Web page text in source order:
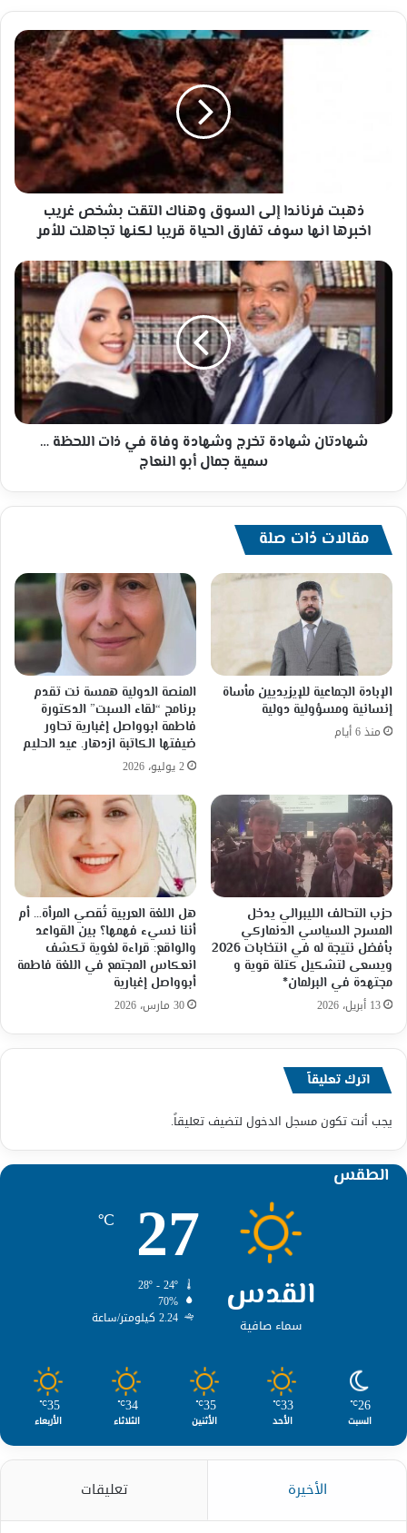
ذهبت
سوف
الحياة
قريبا
لكنها
تجاهلت
للأمر
ذهبت فرناندا إلى السوق وهناك التقت بشخص غريب
اخبرها انها سوف تفارق الحياة قريبا لكنها تجاهلت للأمر
شهادتان
شهادة
تخرج
وشهادة
وفاة
في
…
سمية
النعاج
شهادتان شهادة تخرج وشهادة وفاة في ذات اللحظة …
سمية جمال أبو النعاج
مقالات ذات صلة
الإبادة الجماعية للإيزيديين مأساة
إنسانية ومسؤولية دولية
منذ 6 أيام
المنصة الدولية همسة نت تقدم
برنامج “لقاء السبت” الدكتورة
فاطمة ابوواصل إغبارية تحاور
ضيفتها الكاتبة ازدهار. عيد الحليم
2 يوليو، 2026
حزب التحالف الليبرالي يدخل
المسرح السياسي الدنماركي
بأفضل نتيجة له في انتخابات 2026
ويسعى لتشكيل كتلة قوية و
مجتهدة في البرلمان*
13 أبريل، 2026
هل اللغة العربية تُقصي المرأة… أم
أننا نسيء فهمها؟ بين القواعد
والواقع: قراءة لغوية تكشف
انعكاس المجتمع في اللغة فاطمة
أبوواصل إغبارية
30 مارس، 2026
اترك تعليقاً
يجب أنت تكونمسجل الدخول لتضيف تعليقاً.
الطقس
القدس
سماء صافية
27
℃
70%
2.24 كيلومتر/ساعة
26
℃
السبت
33
℃
الأحد
35
℃
الأثنين
34
℃
الثلاثاء
35
℃
الأربعاء
الأخيرة تعليقات